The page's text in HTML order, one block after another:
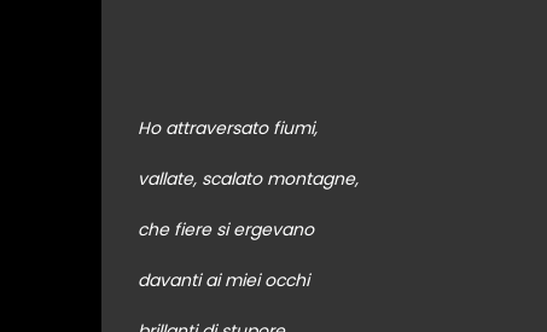
Ho attraversato fiumi,
vallate, scalato montagne,
che fiere si ergevano
davanti ai miei occhi